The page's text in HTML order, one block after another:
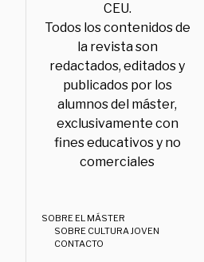
CEU.
Todos los contenidos de
la revista son
redactados, editados y
publicados por los
alumnos del máster,
exclusivamente con
fines educativos y no
comerciales
SOBRE EL MÁSTER
SOBRE CULTURA JOVEN
CONTACTO